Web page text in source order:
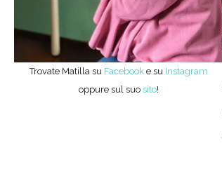
Trovate Matilla su Facebooke su Instagram
oppure sul suo sito!